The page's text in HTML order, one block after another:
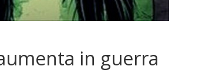
in guerra